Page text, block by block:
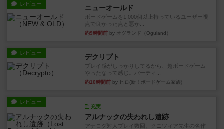
レビュー ニューオールド
ボードゲームを1,000個以上持っているユーザー視
点で良かった点と悪か...
約9時間前 by オグランド（Oguland）
レビュー デクリプト
プレイ感がしっかりしてるから、超ボードゲーム
やったなって感じ。パーティ...
約10時間前 by ヒロ(新！ボードゲーム家族)
レビュー
充実
アルナックの失われし遺跡
アナログ対人プレイ数回。クニツィア先生の名作